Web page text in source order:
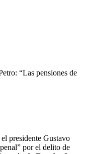
“Las pensiones de
presidente Gustavo
por el delito de